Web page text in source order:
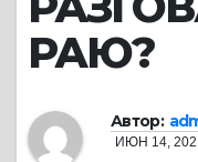
РАЮ?
Автор:
ИЮН 14,